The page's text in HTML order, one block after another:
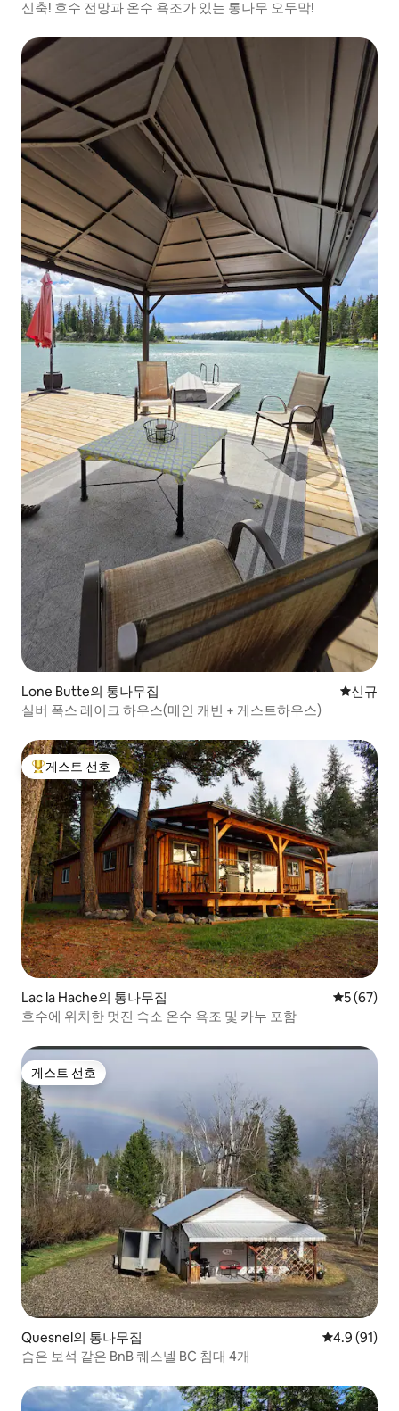
신축! 호수 전망과 온수 욕조가 있는 통나무 오두막!
Lone Butte의 통나무집 신규 숙소
신규
실버 폭스 레이크 하우스(메인 캐빈 + 게스트하우스)
상위 게스트 선호
게스트 선호
Lac la Hache의 통나무집 평점 5점(5
5 (67)
호수에 위치한 멋진 숙소 온수 욕조 및 카누 포함
게스트 선호
게스트 선호
Quesnel의 통나무집 평점 4.9점(5
4.9 (91)
숨은 보석 같은 BnB 퀘스넬 BC 침대 4개